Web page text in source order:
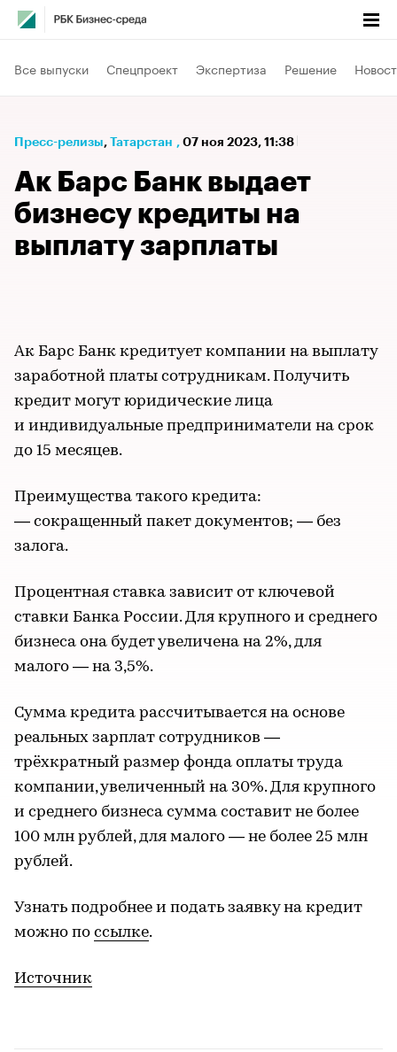
Все выпуски Спецпроект Экспертиза Решение
Пресс-релизы⁠, Татарстан , 07 ноя 2023, 11:38
Ак Барс Банк выдает
бизнесу кредиты на
выплату зарплаты
Ак Барс Банк кредитует компании на выплату
заработной платы сотрудникам. Получить
кредит могут юридические лица
и индивидуальные предприниматели на срок
до 15 месяцев.
Преимущества такого кредита:
— сокращенный пакет документов; — без
залога.
Процентная ставка зависит от ключевой
ставки Банка России. Для крупного и среднего
бизнеса она будет увеличена на 2%, для
малого — на 3,5%.
Сумма кредита рассчитывается на основе
реальных зарплат сотрудников —
трёхкратный размер фонда оплаты труда
компании, увеличенный на 30%. Для крупного
и среднего бизнеса сумма составит не более
100 млн рублей, для малого — не более 25 млн
рублей.
Узнать подробнее и подать заявку на кредит
можно по ссылке.
Источник